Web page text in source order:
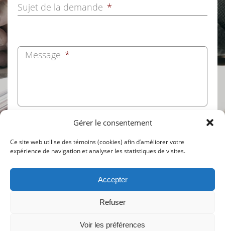
Gérer le consentement
Ce site web utilise des témoins (cookies) afin d’améliorer votre
expérience de navigation et analyser les statistiques de visites.
Accepter
Refuser
Voir les préférences
Sujet de la demande *
Message *
Conception Web :: Oktane